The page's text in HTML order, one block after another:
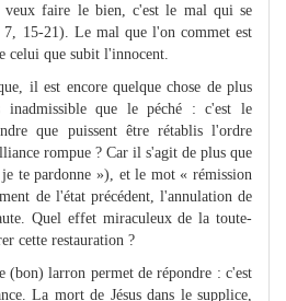
veux faire le bien, c'est le mal qui se
7, 15-21). Le mal que l'on commet est
celui que subit l'innocent.
il est encore quelque chose de plus
inadmissible que le péché : c'est le
que puissent être rétablis l'ordre
rompue ? Car il s'agit de plus que
te pardonne »), et le mot « rémission
de l'état précédent, l'annulation de
Quel effet miraculeux de la toute-
cette restauration ?
(bon) larron permet de répondre : c'est
La mort de Jésus dans le supplice,